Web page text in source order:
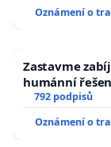
Oznámení o
Zastavme
humánní
792 podpisů
Oznámení o